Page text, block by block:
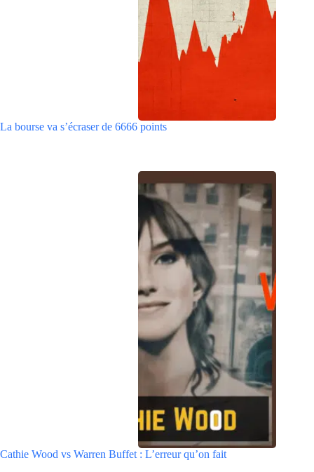
La bourse va s’écraser de 6666 points
Cathie Wood vs Warren Buffet : L’erreur qu’on fait